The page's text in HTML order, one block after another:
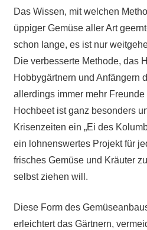
Das Wissen, mit welchen
üppiger Gemüse aller Art
schon lange, es ist nur
Die verbesserte Methode, das
Hobbygärtnern und Anfängern
allerdings immer mehr
Hochbeet ist ganz besonders
Krisenzeiten ein „Ei des
ein lohnenswertes Projekt für
frisches Gemüse und Kräuter
selbst ziehen will.
Diese Form des
erleichtert das Gärtnern,